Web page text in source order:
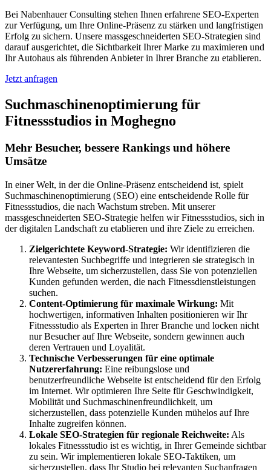
Bei Nabenhauer Consulting stehen Ihnen erfahrene SEO-Experten
zur Verfügung, um Ihre Online-Präsenz zu stärken und langfristigen
Erfolg zu sichern. Unsere massgeschneiderten SEO-Strategien sind
darauf ausgerichtet, die Sichtbarkeit Ihrer Marke zu maximieren und
Ihr Autohaus als führenden Anbieter in Ihrer Branche zu etablieren.
Jetzt anfragen
Suchmaschinenoptimierung für
Fitnessstudios in Moghegno
Mehr Besucher, bessere Rankings und höhere
Umsätze
In einer Welt, in der die Online-Präsenz entscheidend ist, spielt
Suchmaschinenoptimierung (SEO) eine entscheidende Rolle für
Fitnessstudios, die nach Wachstum streben. Mit unserer
massgeschneiderten SEO-Strategie helfen wir Fitnessstudios, sich in
der digitalen Landschaft zu etablieren und ihre Ziele zu erreichen.
Zielgerichtete Keyword-Strategie: Wir identifizieren die
relevantesten Suchbegriffe und integrieren sie strategisch in
Ihre Webseite, um sicherzustellen, dass Sie von potenziellen
Kunden gefunden werden, die nach Fitnessdienstleistungen
suchen.
Content-Optimierung für maximale Wirkung: Mit
hochwertigen, informativen Inhalten positionieren wir Ihr
Fitnessstudio als Experten in Ihrer Branche und locken nicht
nur Besucher auf Ihre Webseite, sondern gewinnen auch
deren Vertrauen und Loyalität.
Technische Verbesserungen für eine optimale
Nutzererfahrung: Eine reibungslose und
benutzerfreundliche Webseite ist entscheidend für den Erfolg
im Internet. Wir optimieren Ihre Seite für Geschwindigkeit,
Mobilität und Suchmaschinenfreundlichkeit, um
sicherzustellen, dass potenzielle Kunden mühelos auf Ihre
Inhalte zugreifen können.
Lokale SEO-Strategien für regionale Reichweite: Als
lokales Fitnessstudio ist es wichtig, in Ihrer Gemeinde sichtbar
zu sein. Wir implementieren lokale SEO-Taktiken, um
sicherzustellen, dass Ihr Studio bei relevanten Suchanfragen